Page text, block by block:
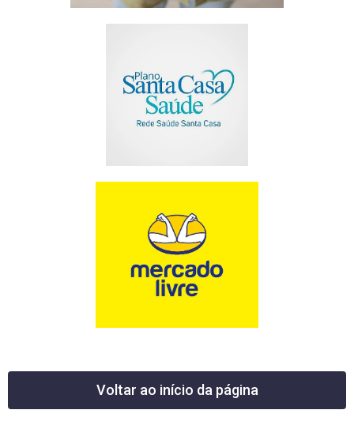
Voltar ao início da página